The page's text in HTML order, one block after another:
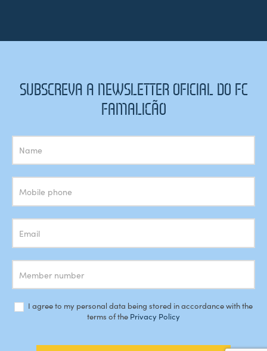
SUBSCREVA A NEWSLETTER OFICIAL DO FC
FAMALICÃO
Subscrição
Newsletter
I agree to my personal data being stored in accordance with the
terms of the Privacy Policy